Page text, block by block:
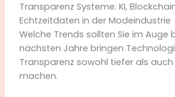
Transparenz Systeme: KI,
Echtzeitdaten in der Modeindustrie
Welche Trends sollten Sie im Auge
nächsten Jahre bringen
Transparenz sowohl tiefer als
machen.